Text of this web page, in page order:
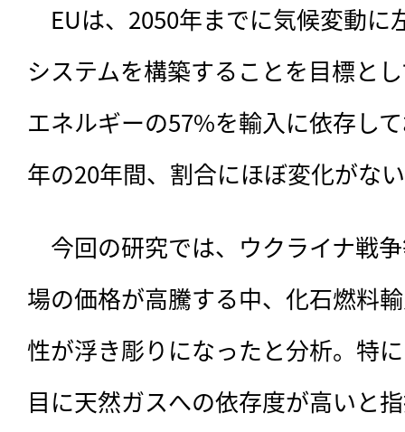
EUは、2050年までに気候変動に
システムを構築することを目標と
エネルギーの57%を輸入に依存し
年の20年間、割合にほぼ変化がな
今回の研究では、ウクライナ戦
場の価格が高騰する中、化石燃料
性が浮き彫りになったと分析。特
目に天然ガスへの依存度が高いと